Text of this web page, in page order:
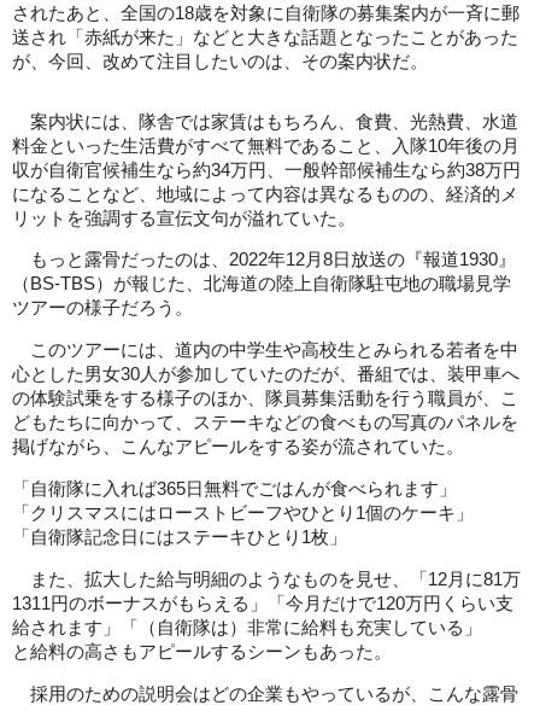
されたあと、全国の18歳を対象に自衛隊の募集案内が一斉に郵
送され「赤紙が来た」などと大きな話題となったことがあった
が、今回、改めて注目したいのは、その案内状だ。
案内状には、隊舎では家賃はもちろん、食費、光熱費、水道
料金といった生活費がすべて無料であること、入隊10年後の月
収が自衛官候補生なら約34万円、一般幹部候補生なら約38万円
になることなど、地域によって内容は異なるものの、経済的メ
リットを強調する宣伝文句が溢れていた。
もっと露骨だったのは、2022年12月8日放送の『報道1930』
（BS-TBS）が報じた、北海道の陸上自衛隊駐屯地の職場見学
ツアーの様子だろう。
このツアーには、道内の中学生や高校生とみられる若者を中
心とした男女30人が参加していたのだが、番組では、装甲車へ
の体験試乗をする様子のほか、隊員募集活動を行う職員が、こ
どもたちに向かって、ステーキなどの食べもの写真のパネルを
掲げながら、こんなアピールをする姿が流されていた。
「自衛隊に入れば365日無料でごはんが食べられます」
「クリスマスにはローストビーフやひとり1個のケーキ」
「自衛隊記念日にはステーキひとり1枚」
また、拡大した給与明細のようなものを見せ、「12月に81万
1311円のボーナスがもらえる」「今月だけで120万円くらい支
給されます」「（自衛隊は）非常に給料も充実している」
と給料の高さもアピールするシーンもあった。
採用のための説明会はどの企業もやっているが、こんな露骨